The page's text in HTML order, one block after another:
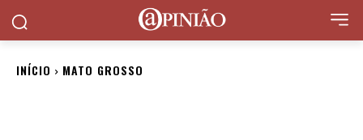
INÍCIO MATO GROSSO